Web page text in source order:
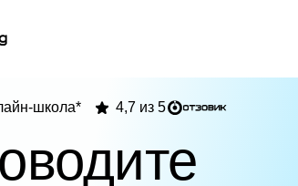
школа* 4,7 из 5